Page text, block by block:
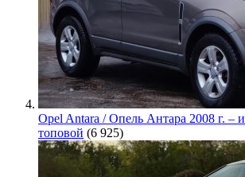
Opel Antara / Опель Антара 2008 г. –
топовой (6 925)